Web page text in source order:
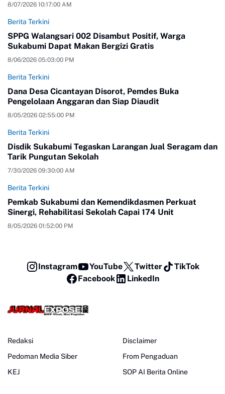
8/07/2026 10:17:00 AM
Berita Terkini
SPPG Walangsari 002 Disambut Positif, Warga
Sukabumi Dapat Makan Bergizi Gratis
8/06/2026 05:03:00 PM
Berita Terkini
Dana Desa Cicantayan Disorot, Pemdes Buka
Pengelolaan Anggaran dan Siap Diaudit
8/05/2026 02:55:00 PM
Berita Terkini
Disdik Sukabumi Tegaskan Larangan Jual Seragam dan
Tarik Pungutan Sekolah
7/30/2026 09:30:00 AM
Berita Terkini
Pemkab Sukabumi dan Kemendikdasmen Perkuat
Sinergi, Rehabilitasi Sekolah Capai 174 Unit
8/05/2026 01:52:00 PM
Instagram YouTube Twitter
TikTok
Facebook
LinkedIn
Redaksi
Pedoman Media Siber
KEJ
Disclaimer
From Pengaduan
SOP AI Berita Online